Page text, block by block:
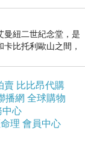
曼紐二世紀念堂，是
比托利歐山之間，
第一位國
賣 比比昂代購
播網 全球購物
中心
理 會員中心